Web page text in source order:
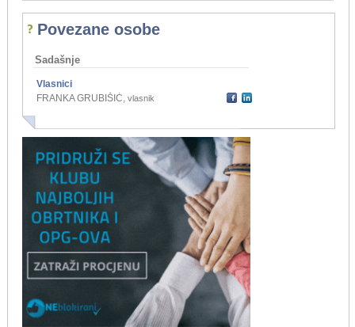
Povezane osobe
Sadašnje
Vlasnici
FRANKA GRUBIŠIĆ, vlasnik